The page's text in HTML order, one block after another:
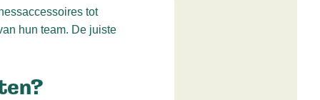
tot
hun team. De juiste